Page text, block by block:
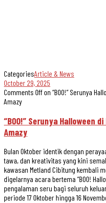
CategoriesArticle & News
October 29, 2025
Comments Offon “BOO!” Serunya
Amazy
“BOO!” Serunya Halloween
Amazy
Bulan Oktober identik dengan
tawa, dan kreativitas yang kini
kawasan Metland Cibitung kembali
digelarnya acara bertema “BOO!
pengalaman seru bagi seluruh
periode 17 Oktober hingga 16